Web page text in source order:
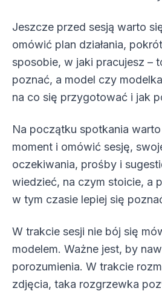
Jeszcze przed sesją warto
omówić plan działania,
sposobie, w jaki pracujesz –
poznać, a model czy
na co się przygotować i jak
Na początku spotkania
moment i omówić sesję,
oczekiwania, prośby i
wiedzieć, na czym stoicie, a
w tym czasie lepiej się
W trakcie sesji nie bój się
modelem. Ważne jest, by
porozumienia. W trakcie
zdjęcia, taka rozgrzewka